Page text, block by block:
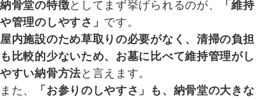
納骨堂の特徴としてまず挙げられるのが、
「維持
や管理のしやすさ」 です。
屋内施設のため草取りの必要がなく、清掃の負担
も比較的少ないため、お墓に比べて維持管理がし
やすい納骨方法と言えます。
また、
「お参りのしやすさ」も、納骨堂の大きな